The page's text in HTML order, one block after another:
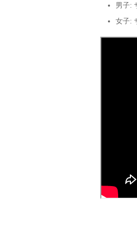
男子:
女子: